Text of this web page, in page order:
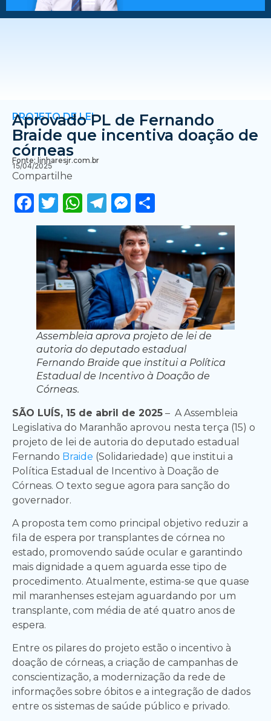
PROJETO DE LEI
Aprovado PL de Fernando
Braide que incentiva doação de
córneas
Fonte: linharesjr.com.br
15/04/2025
Compartilhe
Facebook
Twitter
WhatsApp
Telegram
Messenger
Assembleia aprova projeto de lei de
autoria do deputado estadual
Fernando Braide que institui a Política
Estadual de Incentivo à Doação de
Córneas.
SÃO LUÍS, 15 de abril de 2025 – A Assembleia
Legislativa do Maranhão aprovou nesta terça (15) o
projeto de lei de autoria do deputado estadual
Fernando Braide (Solidariedade) que institui a
Política Estadual de Incentivo à Doação de
Córneas. O texto segue agora para sanção do
governador.
A proposta tem como principal objetivo reduzir a
fila de espera por transplantes de córnea no
estado, promovendo saúde ocular e garantindo
mais dignidade a quem aguarda esse tipo de
procedimento. Atualmente, estima-se que quase
mil maranhenses estejam aguardando por um
transplante, com média de até quatro anos de
espera.
Entre os pilares do projeto estão o incentivo à
doação de córneas, a criação de campanhas de
conscientização, a modernização da rede de
informações sobre óbitos e a integração de dados
entre os sistemas de saúde público e privado.